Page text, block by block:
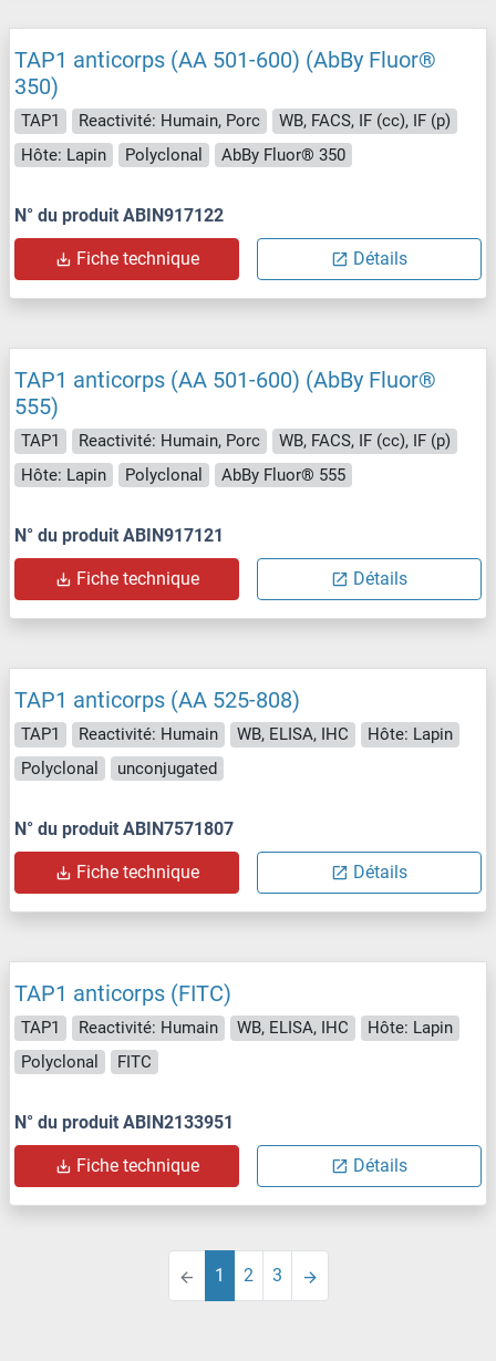
TAP1 anticorps (AA 501-600) (AbBy Fluor®
350)
TAP1 Reactivité: Humain, Porc
WB, FACS, IF (cc), IF (p)
Hôte: Lapin
Polyclonal AbBy Fluor® 350
N° du produit ABIN917122
Fiche technique Détails
TAP1 anticorps (AA 501-600) (AbBy Fluor®
555)
TAP1 Reactivité: Humain, Porc
WB, FACS, IF (cc), IF (p)
Hôte: Lapin
Polyclonal AbBy Fluor® 555
N° du produit ABIN917121
Fiche technique Détails
TAP1 anticorps (AA 525-808)
TAP1 Reactivité: Humain WB, ELISA, IHC
Hôte: Lapin
Polyclonal
unconjugated
N° du produit ABIN7571807
Fiche technique Détails
TAP1 anticorps (FITC)
TAP1 Reactivité: Humain WB, ELISA, IHC
Hôte: Lapin
Polyclonal
FITC
N° du produit ABIN2133951
Fiche technique Détails
1 2 3